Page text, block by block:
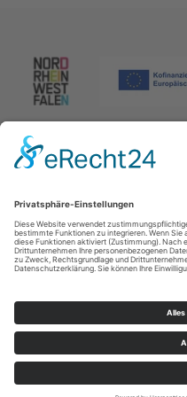
Impressum|
T: +49 (0) 2974